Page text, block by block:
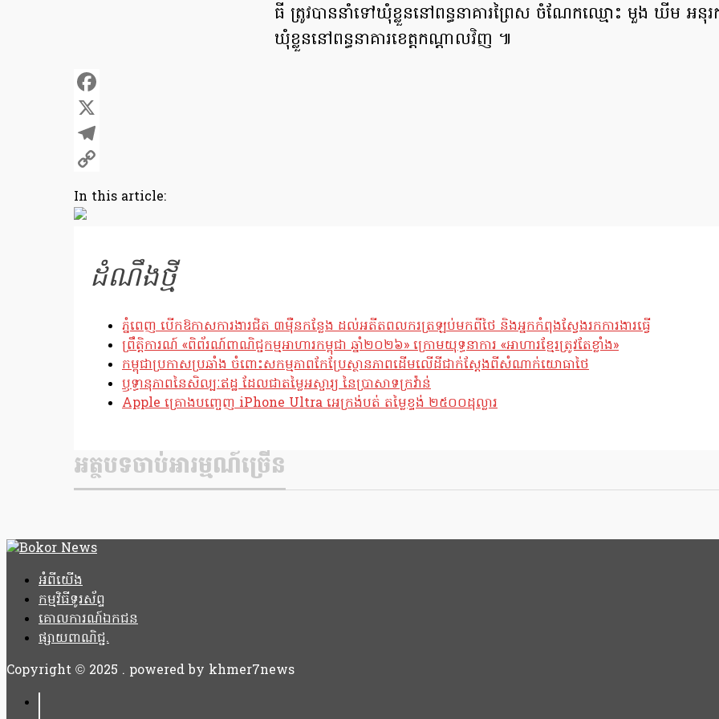
ធី ត្រូវ​បាន​នាំ​ទៅ​ឃុំខ្លួន​នៅ​ពន្ធនាគារ​ព្រៃ​ស ចំណែក​ឈ្មោះ មួ​ង ឃី​ម អនុរ
ឃុំខ្លួន​នៅ​ពន្ធនាគារ​ខេត្តកណ្តាល​វិញ​ ៕
Facebook
X
Telegram
Link
In this article:
ដំណឹងថ្មី
ភ្នំពេញ បើកឱកាសការងារជិត ៣ម៉ឺនកន្លែង ដល់អតីតពលករត្រឡប់មកពីថៃ និងអ្នកកំពុងស្វែងរកការងារធ្វើ
ព្រឹត្តិការណ៍ «ពិព័រណ៍ពាណិជ្ជកម្មអាហារកម្ពុជា ឆ្នាំ២០២៦» ក្រោមយុទ្ធនាការ «អាហារខ្មែរត្រូវតែខ្លាំង»
កម្ពុជាប្រកាសប្រឆាំង ចំពោះសកម្មភាពកែប្រែស្ថានភាពដើមលើដីជាក់ស្តែងពីសំណាក់យោធាថៃ
ឫទ្ធានុភាពនៃសិល្បៈឥដ្ឋ ដែលជាតម្លៃអស្ចារ្យ នៃប្រាសាទក្រវ៉ាន់
Apple គ្រោងបញ្ចេញ iPhone Ultra អេក្រង់បត់ តម្លៃខ្ទង់ ២៥០០ដុល្លារ
អត្ថបទចាប់អារម្មណ៍ច្រើន
អំពីយើង
កម្មវិធីទូរស័ព្ទ
គោលការណ៍ឯកជន
ផ្សាយពាណិជ្ជ.
Copyright © 2025 . powered by khmer7news